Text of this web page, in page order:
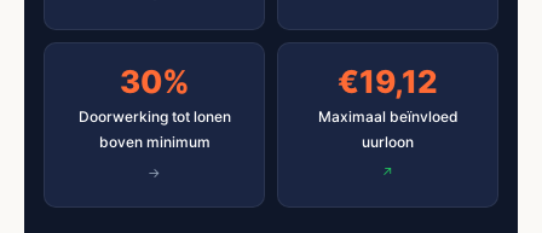
30%
Doorwerking tot lonen
boven minimum
€19,12
Maximaal beïnvloed
uurloon